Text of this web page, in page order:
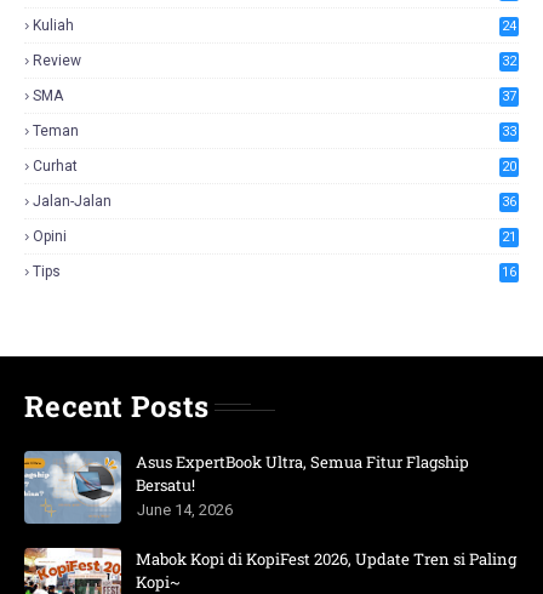
Kuliah 24
Review 32
SMA 37
Teman 33
Curhat 20
Jalan-Jalan 36
Opini 21
Tips 16
Recent Posts
Asus ExpertBook Ultra, Semua Fitur Flagship
Bersatu!
June 14, 2026
Mabok Kopi di KopiFest 2026, Update Tren si Paling
Kopi~